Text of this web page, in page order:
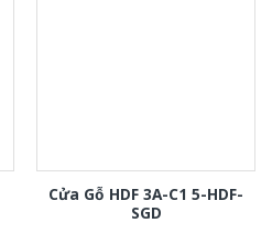
Cửa Gỗ HDF 3A-C1 5-HDF-
SGD